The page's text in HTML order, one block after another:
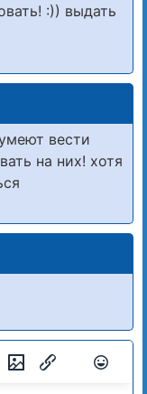
:)) выдать
вести
на них! хотя